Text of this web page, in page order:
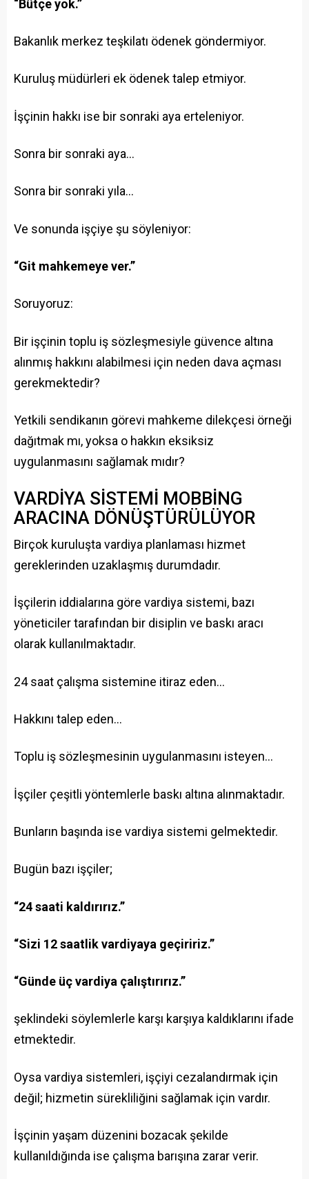
“Bütçe yok.”
Bakanlık merkez teşkilatı ödenek göndermiyor.
Kuruluş müdürleri ek ödenek talep etmiyor.
İşçinin hakkı ise bir sonraki aya erteleniyor.
Sonra bir sonraki aya…
Sonra bir sonraki yıla…
Ve sonunda işçiye şu söyleniyor:
“Git mahkemeye ver.”
Soruyoruz:
Bir işçinin toplu iş sözleşmesiyle güvence altına
alınmış hakkını alabilmesi için neden dava açması
gerekmektedir?
Yetkili sendikanın görevi mahkeme dilekçesi örneği
dağıtmak mı, yoksa o hakkın eksiksiz
uygulanmasını sağlamak mıdır?
VARDİYA SİSTEMİ MOBBİNG
ARACINA DÖNÜŞTÜRÜLÜYOR
Birçok kuruluşta vardiya planlaması hizmet
gereklerinden uzaklaşmış durumdadır.
İşçilerin iddialarına göre vardiya sistemi, bazı
yöneticiler tarafından bir disiplin ve baskı aracı
olarak kullanılmaktadır.
24 saat çalışma sistemine itiraz eden…
Hakkını talep eden…
Toplu iş sözleşmesinin uygulanmasını isteyen…
İşçiler çeşitli yöntemlerle baskı altına alınmaktadır.
Bunların başında ise vardiya sistemi gelmektedir.
Bugün bazı işçiler;
“24 saati kaldırırız.”
“Sizi 12 saatlik vardiyaya geçiririz.”
“Günde üç vardiya çalıştırırız.”
şeklindeki söylemlerle karşı karşıya kaldıklarını ifade
etmektedir.
Oysa vardiya sistemleri, işçiyi cezalandırmak için
değil; hizmetin sürekliliğini sağlamak için vardır.
İşçinin yaşam düzenini bozacak şekilde
kullanıldığında ise çalışma barışına zarar verir.